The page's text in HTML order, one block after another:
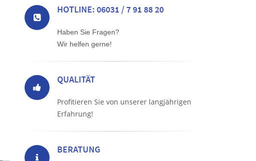
HOTLINE: 06031 / 7 91 88 20
Haben Sie Fragen?
Wir helfen gerne!
QUALITÄT
Profitieren Sie von unserer langjährigen
Erfahrung!
BERATUNG